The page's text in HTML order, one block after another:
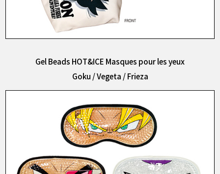
Gel Beads HOT&ICE Masques pour les yeux
Goku / Vegeta / Frieza